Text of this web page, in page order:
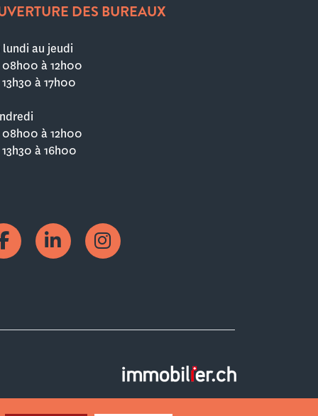
DES BUREAUX
lundi au jeudi
à 12h00
à 17h00
à 12h00
à 16h00